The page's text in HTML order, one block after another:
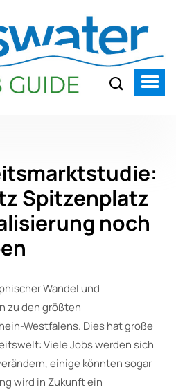
Spitzenplatz
noch
Wandel und
zu den größten
Westfalens. Dies hat große
Viele Jobs werden sich
einige könnten sogar
wird in Zukunft ein